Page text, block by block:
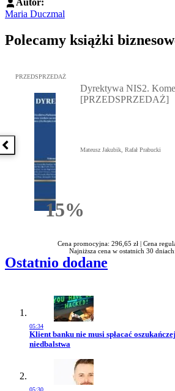
Maria Duczmal
Polecamy książki
Poprzednia książka
Przejdź do: Dyrektywa NIS2.
PRZEDSPRZEDAŻ
15%Rabatu
Dyrektywa NIS2.
[PRZEDSPRZEDAŻ]
Mateusz Jakubik, Rafał Prabucki
Cena promocyjna: 296,65 zł | Cena
Najniższa cena w ostatnich 30
Ostatnio dodane
05:34
Przejdź do artykułu:
Klient banku nie musi spłacać
niedbalstwa
05:30